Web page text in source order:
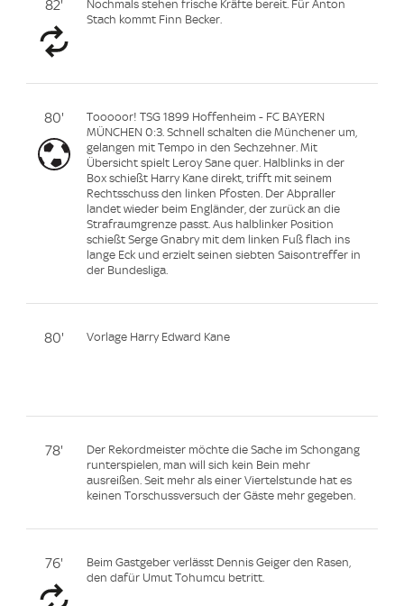
82'
Nochmals stehen frische Kräfte bereit. Für Anton
Stach kommt Finn Becker.
80'
Tooooor! TSG 1899 Hoffenheim - FC BAYERN
MÜNCHEN 0:3. Schnell schalten die Münchener um,
gelangen mit Tempo in den Sechzehner. Mit
Übersicht spielt Leroy Sane quer. Halblinks in der
Box schießt Harry Kane direkt, trifft mit seinem
Rechtsschuss den linken Pfosten. Der Abpraller
landet wieder beim Engländer, der zurück an die
Strafraumgrenze passt. Aus halblinker Position
schießt Serge Gnabry mit dem linken Fuß flach ins
lange Eck und erzielt seinen siebten Saisontreffer in
der Bundesliga.
80' Vorlage Harry Edward Kane
78'
Der Rekordmeister möchte die Sache im Schongang
runterspielen, man will sich kein Bein mehr
ausreißen. Seit mehr als einer Viertelstunde hat es
keinen Torschussversuch der Gäste mehr gegeben.
76'
Beim Gastgeber verlässt Dennis Geiger den Rasen,
den dafür Umut Tohumcu betritt.